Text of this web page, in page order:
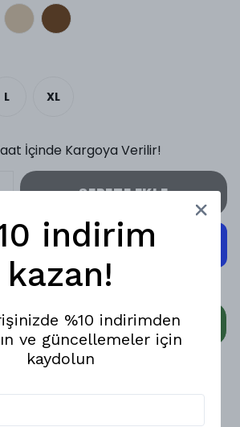
L XL
İçinde Kargoya Verilir!
SEPETE EKLE
WHATSAPP
ücretsiz kargo
değişim
indirim
kazan!
%10 indirimden
ve güncellemeler için
kaydolun